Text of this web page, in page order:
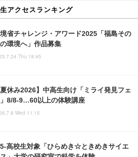
アクセスランキング
省チャレンジ・アワード2025「福島その
環境へ」作品募集
Thu 18:45
夏休み2026】中高生向け「ミライ発見フェ
」8/8-9…60以上の体験講座
Wed 11:15
高校生対象「ひらめき☆ときめきサイエ